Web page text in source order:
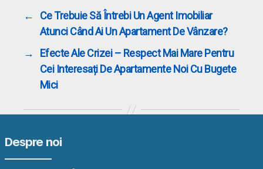
←
Ce Trebuie Să Întrebi Un Agent Imobiliar
Atunci Când Ai Un Apartament De Vânzare?
→
Efecte Ale Crizei – Respect Mai Mare Pentru
Cei Interesați De Apartamente Noi Cu Bugete
Mici
Despre noi